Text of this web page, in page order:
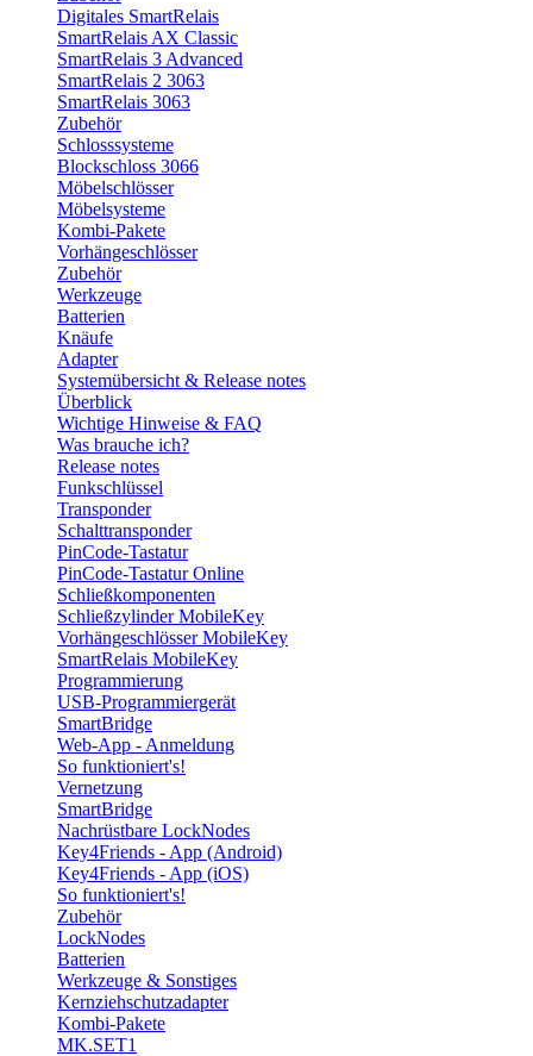
Digitales SmartRelais
SmartRelais AX Classic
SmartRelais 3 Advanced
SmartRelais 2 3063
SmartRelais 3063
Zubehör
Schlosssysteme
Blockschloss 3066
Möbelschlösser
Möbelsysteme
Kombi-Pakete
Vorhängeschlösser
Zubehör
Werkzeuge
Batterien
Knäufe
Adapter
Systemübersicht & Release notes
Überblick
Wichtige Hinweise & FAQ
Was brauche ich?
Release notes
Funkschlüssel
Transponder
Schalttransponder
PinCode-Tastatur
PinCode-Tastatur Online
Schließkomponenten
Schließzylinder MobileKey
Vorhängeschlösser MobileKey
SmartRelais MobileKey
Programmierung
USB-Programmiergerät
SmartBridge
Web-App - Anmeldung
So funktioniert's!
Vernetzung
SmartBridge
Nachrüstbare LockNodes
Key4Friends - App (Android)
Key4Friends - App (iOS)
So funktioniert's!
Zubehör
LockNodes
Batterien
Werkzeuge & Sonstiges
Kernziehschutzadapter
Kombi-Pakete
MK.SET1